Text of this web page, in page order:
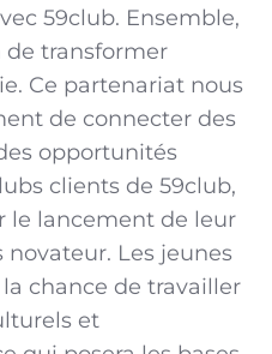
59club. Ensemble,
de transformer
Ce partenariat nous
de connecter des
opportunités
clients de 59club,
le lancement de leur
Les jeunes
chance de travailler
et